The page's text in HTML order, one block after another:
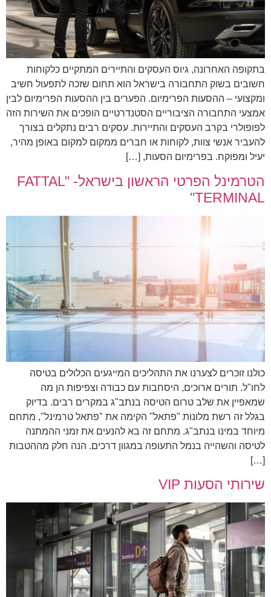
בתקופה האחרונה, גיוס העסקים והתיירים המתקיים כלקוחות
חשובים בשוק התחבורה בישראל הוא תחום שזכה לתפעול חשיב
ומקצועי – ההסעות הפרימיום. הפערים בין ההסעות הפרימיום לבין
אמצעי התחבורה הציבוריים הסטנדרטיים הופכים את השירות הזה
לפופולרי בקרב העסקים והתיירות. עסקים רבים נתקלים בצורך
להעביר אנשי צוות, לקוחות או חברים ממקום למקום באופן מהיר,
יעיל ומפוקח. בפרימיום הסעות, […]
הטרמינל הפרטי הראשון בישראל- "FATTAL
TERMINAL"
כולנו זוכרים לצערנו את התהליכים המייגעים הכלולים בטיסה
לחו"ל. תורים ארוכים, היסחבות עם כבודה וצפיפות הן מה
שמאפיין את שלב טרום הטיסה בנתב"ג במקרים רבים. בדיוק
בגלל זה רשת מלונות "פתאל" הקימה את "פתאל טרמינל", מתחם
מיוחד במינו בנתב"ג. מתחם זה בא להנעים את זמני ההמתנה
לטיסה והשהייה בנמל התעופה במגוון דרכים. הנה חלק מההטבות
[…]
שירותי הסעות VIP